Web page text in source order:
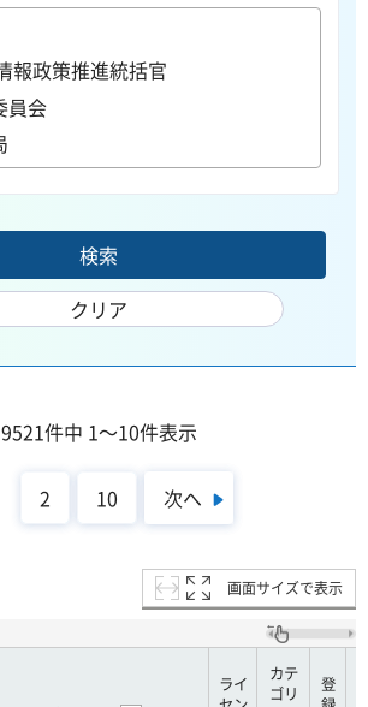
9521件中 1～10件表示
2 10 次へ
画面サイズで表示
ライ
カテ
ゴリ
登